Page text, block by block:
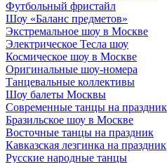
Футбольный фристайл
Шоу «Баланс предметов»
Экстремальное шоу в Москве
Электрическое Тесла шоу
Космическое шоу в Москве
Оригинальные шоу-номера
Танцевальные коллективы
Шоу балеты Москвы
Современные танцы на праздник
Бразильское шоу в Москве
Восточные танцы на праздник
Кавказская лезгинка на праздник
Русские народные танцы